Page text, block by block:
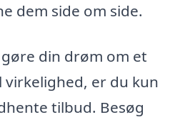
dem side om side.
din drøm om et
er du kun
tilbud. Besøg